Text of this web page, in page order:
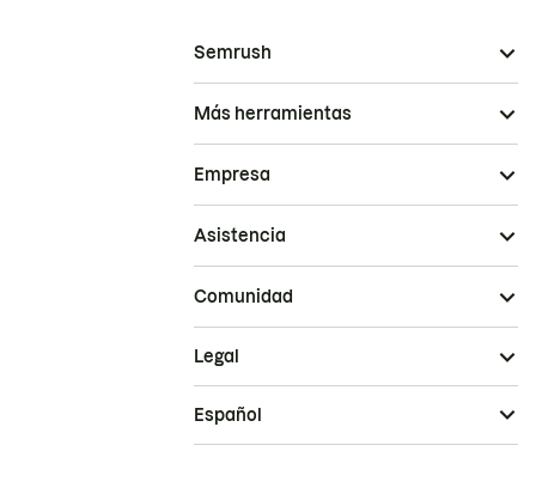
Semrush
Más herramientas
Empresa
Asistencia
Comunidad
Legal
Español